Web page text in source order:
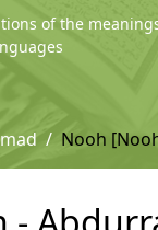
of the
Nooh